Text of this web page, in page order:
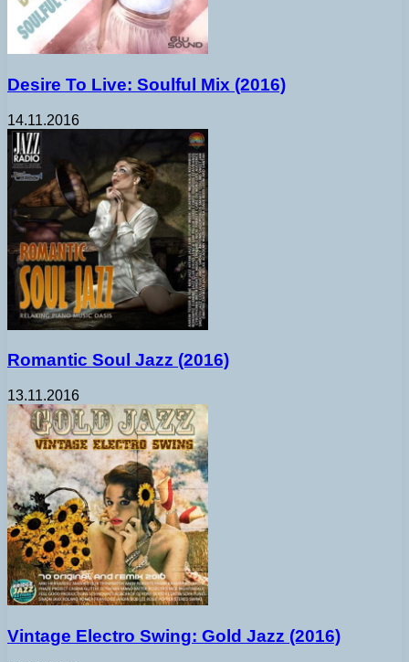
Desire To Live: Soulful Mix (2016)
14.11.2016
Romantic Soul Jazz (2016)
13.11.2016
Vintage Electro Swing: Gold Jazz (2016)